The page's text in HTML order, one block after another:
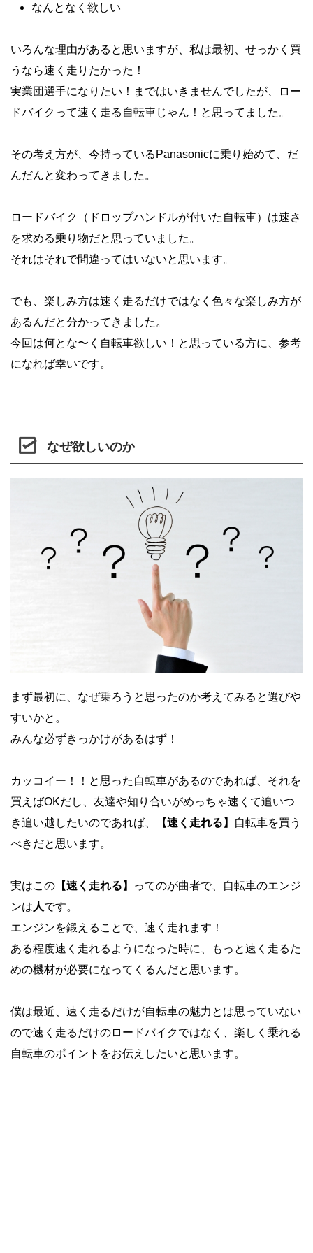
なんとなく欲しい
いろんな理由があると思いますが、私は最初、せっかく買
うなら速く走りたかった！
実業団選手になりたい！まではいきませんでしたが、ロー
ドバイクって速く走る自転車じゃん！と思ってました。
その考え方が、今持っているPanasonicに乗り始めて、だ
んだんと変わってきました。
ロードバイク（ドロップハンドルが付いた自転車）は速さ
を求める乗り物だと思っていました。
それはそれで間違ってはいないと思います。
でも、楽しみ方は速く走るだけではなく色々な楽しみ方が
あるんだと分かってきました。
今回は何とな〜く自転車欲しい！と思っている方に、参考
になれば幸いです。
なぜ欲しいのか
まず最初に、なぜ乗ろうと思ったのか考えてみると選びや
すいかと。
みんな必ずきっかけがあるはず！
カッコイー！！と思った自転車があるのであれば、それを
買えばOKだし、友達や知り合いがめっちゃ速くて追いつ
き追い越したいのであれば、
【速く走れる 】
自転車を買う
べきだと思います。
実はこの 【速く走れる 】
ってのが曲者で、自転車のエンジ
ンは 人です。
エンジンを鍛えることで、速く走れます！
ある程度速く走れるようになった時に、もっと速く走るた
めの機材が必要になってくるんだと思います。
僕は最近、速く走るだけが自転車の魅力とは思っていない
ので速く走るだけのロードバイクではなく、楽しく乗れる
自転車のポイントをお伝えしたいと思います。